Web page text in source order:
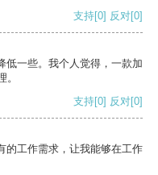
支持[0] 反对[0]
低一些。我个人觉得，一款加
支持[0] 反对[0]
的工作需求，让我能够在工作